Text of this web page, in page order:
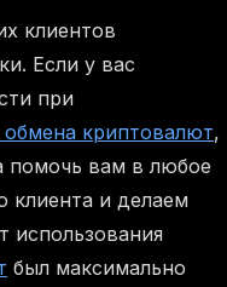
клиентов
Если у вас
при
обмена криптовалют,
помочь вам в любое
клиента и делаем
использования
был максимально